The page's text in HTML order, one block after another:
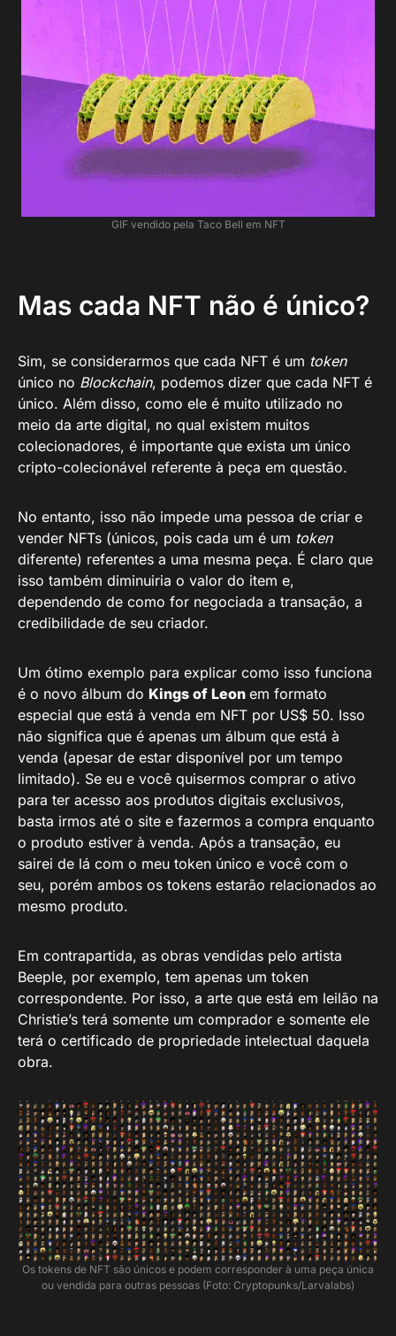
GIF vendido pela Taco Bell em NFT
Mas cada NFT não é único?
Sim, se considerarmos que cada NFT é um token
único no Blockchain, podemos dizer que cada NFT é
único. Além disso, como ele é muito utilizado no
meio da arte digital, no qual existem muitos
colecionadores, é importante que exista um único
cripto-colecionável referente à peça em questão.
No entanto, isso não impede uma pessoa de criar e
vender NFTs (únicos, pois cada um é um token
diferente) referentes a uma mesma peça. É claro que
isso também diminuiria o valor do item e,
dependendo de como for negociada a transação, a
credibilidade de seu criador.
Um ótimo exemplo para explicar como isso funciona
é o novo álbum do Kings of Leon em formato
especial que está à venda em NFT por US$ 50. Isso
não significa que é apenas um álbum que está à
venda (apesar de estar disponível por um tempo
limitado). Se eu e você quisermos comprar o ativo
para ter acesso aos produtos digitais exclusivos,
basta irmos até o site e fazermos a compra enquanto
o produto estiver à venda. Após a transação, eu
sairei de lá com o meu token único e você com o
seu, porém ambos os tokens estarão relacionados ao
mesmo produto.
Em contrapartida, as obras vendidas pelo artista
Beeple, por exemplo, tem apenas um token
correspondente. Por isso, a arte que está em leilão na
Christie’s terá somente um comprador e somente ele
terá o certificado de propriedade intelectual daquela
obra.
Os tokens de NFT são únicos e podem corresponder à uma peça única
ou vendida para outras pessoas (Foto: Cryptopunks/Larvalabs)